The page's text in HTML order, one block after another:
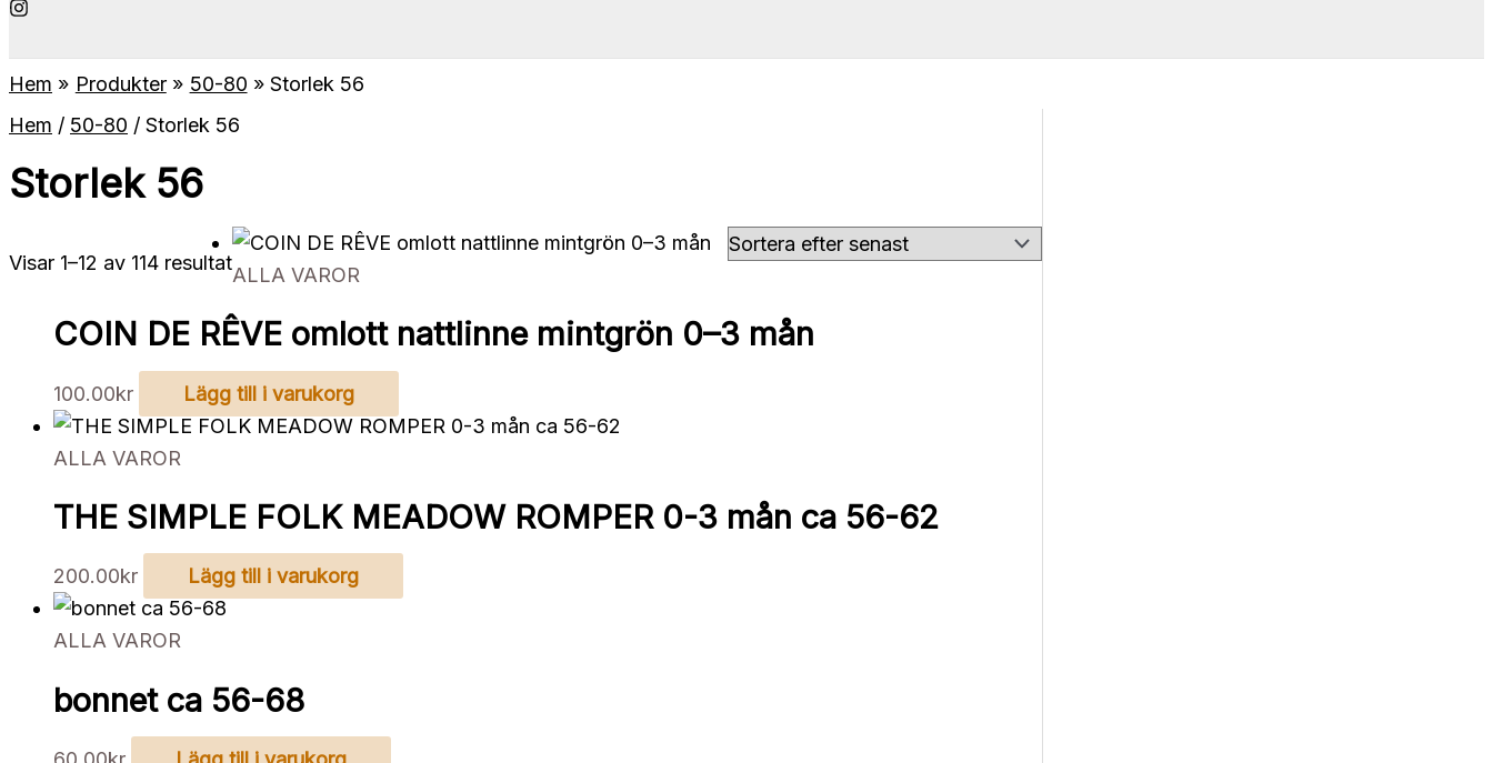
Hem Produkter 50-80
Storlek 56
Hem / 50-80 / Storlek 56
Storlek 56
Visar 1–12 av 114 resultatSortera
senaste
ALLA VAROR
COIN DE RÊVE omlott nattlinne mintgrön 0–3 mån
100.00kr Lägg till i varukorg
ALLA VAROR
THE SIMPLE FOLK MEADOW ROMPER 0-3 mån ca 56-62
200.00kr Lägg till i varukorg
ALLA VAROR
bonnet ca 56-68